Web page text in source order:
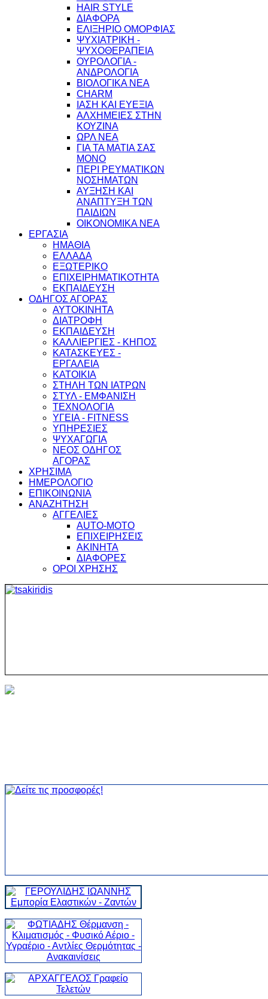
HAIR STYLE
ΔΙΑΦΟΡΑ
ΕΛΙΞΗΡΙΟ ΟΜΟΡΦΙΑΣ
ΨΥΧΙΑΤΡΙΚΗ -
ΨΥΧΟΘΕΡΑΠΕΙΑ
ΟΥΡΟΛΟΓΙΑ -
ΑΝΔΡΟΛΟΓΙΑ
ΒΙΟΛΟΓΙΚΑ ΝΕΑ
CHARM
ΙΑΣΗ ΚΑΙ ΕΥΕΞΙΑ
ΑΛΧΗΜΕΙΕΣ ΣΤΗΝ
ΚΟΥΖΙΝΑ
ΩΡΛ ΝEA
ΓΙΑ ΤΑ ΜΑΤΙΑ ΣΑΣ
ΜΟΝΟ
ΠΕΡΙ ΡΕΥΜΑΤΙΚΩΝ
ΝΟΣΗΜΑΤΩΝ
ΑΥΞΗΣΗ ΚΑΙ
ΑΝΑΠΤΥΞΗ ΤΩΝ
ΠΑΙΔΙΩΝ
ΟΙΚΟΝΟΜΙΚΑ ΝΕΑ
ΕΡΓΑΣΙΑ
ΗΜΑΘΙΑ
ΕΛΛΑΔΑ
ΕΞΩΤΕΡΙΚΟ
ΕΠΙΧΕΙΡΗΜΑΤΙΚΟΤΗΤΑ
ΕΚΠΑΙΔΕΥΣΗ
ΟΔΗΓΟΣ ΑΓΟΡΑΣ
ΑΥΤΟΚΙΝΗΤΑ
ΔΙΑΤΡΟΦΗ
ΕΚΠΑΙΔΕΥΣΗ
ΚΑΛΛΙΕΡΓΙΕΣ - ΚΗΠΟΣ
ΚΑΤΑΣΚΕΥΕΣ -
ΕΡΓΑΛΕΙΑ
ΚΑΤΟΙΚΙΑ
ΣΤΗΛΗ ΤΩΝ ΙΑΤΡΩΝ
ΣΤΥΛ - ΕΜΦΑΝΙΣΗ
ΤΕΧΝΟΛΟΓΙΑ
ΥΓΕΙΑ - FITNESS
ΥΠΗΡΕΣΙΕΣ
ΨΥΧΑΓΩΓΙΑ
ΝΕΟΣ ΟΔΗΓΟΣ
ΑΓΟΡΑΣ
ΧΡΗΣΙΜΑ
ΗΜΕΡΟΛΟΓΙΟ
ΕΠΙΚΟΙΝΩΝΙΑ
ΑΝΑΖΗΤΗΣΗ
ΑΓΓΕΛΙΕΣ
AUTO-MOTO
ΕΠΙΧΕΙΡΗΣΕΙΣ
ΑΚΙΝΗΤΑ
ΔΙΑΦΟΡΕΣ
ΟΡΟΙ ΧΡΗΣΗΣ